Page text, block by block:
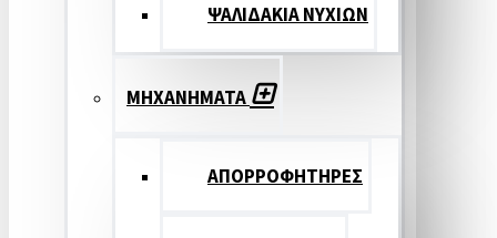
ΨΑΛΙΔΑΚΙΑ ΝΥΧΙΩΝ
ΜΗΧΑΝΗΜΑΤΑ
ΑΠΟΡΡΟΦΗΤΗΡΕΣ